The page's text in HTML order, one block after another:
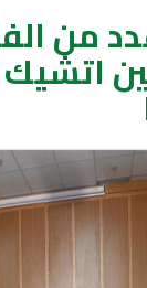
من